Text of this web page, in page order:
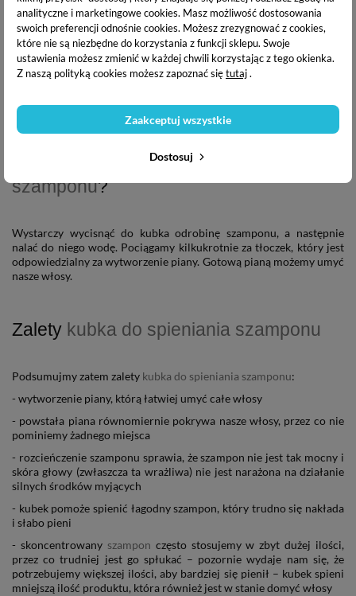
analityczne i marketingowe cookies. Masz możliwość dostosowania
swoich preferencji odnośnie cookies. Możesz zrezygnować z cookies,
które nie są niezbędne do korzystania z funkcji sklepu. Swoje
ustawienia możesz zmienić w każdej chwili korzystając z tego okienka.
Z naszą polityką cookies możesz zapoznać siętutaj.
Dostosuj
Zaakceptuj wszystkie
kubka do spieniania
szamponu?
Wystarczy wycisnąć do kubka odrobinę szamponu, a następnie
nalać do niego wodę. Pociągamy kilkukrotnie za tłoczek, który jest
odpowiedzialny za wytworzenie piany. Gotową pianą możemy umyć
nasze włosy.
Zalety kubka do spieniania szamponu
Podsumujmy zatem zalety kubka do spieniania szamponu:
- wytworzenie piany, którą łatwiej umyć całe włosy
- powstała piana równomiernie pokrywa nasze włosy, przez co nie
pominiemy żadnego miejsca
- rozcieńczenie szamponu sprawia, że szampon nie jest tak mocny i
skóra głowy (zwłaszcza ta wrażliwa) nie jest narażona na działanie
silnych środków myjących
- kubek pomoże spienić łagodny szampon, który trudno się nakłada
i słabo pieni
- skoncentrowany szampon często stosujemy w zbyt dużej ilości,
przez co trudniej jest go spłukać – pozornie wydaje nam się, że
potrzebujemy większej ilości, aby bardziej się pienił – kubek spieni
mniejszą ilość produktu, która również jest w stanie domyć włosy